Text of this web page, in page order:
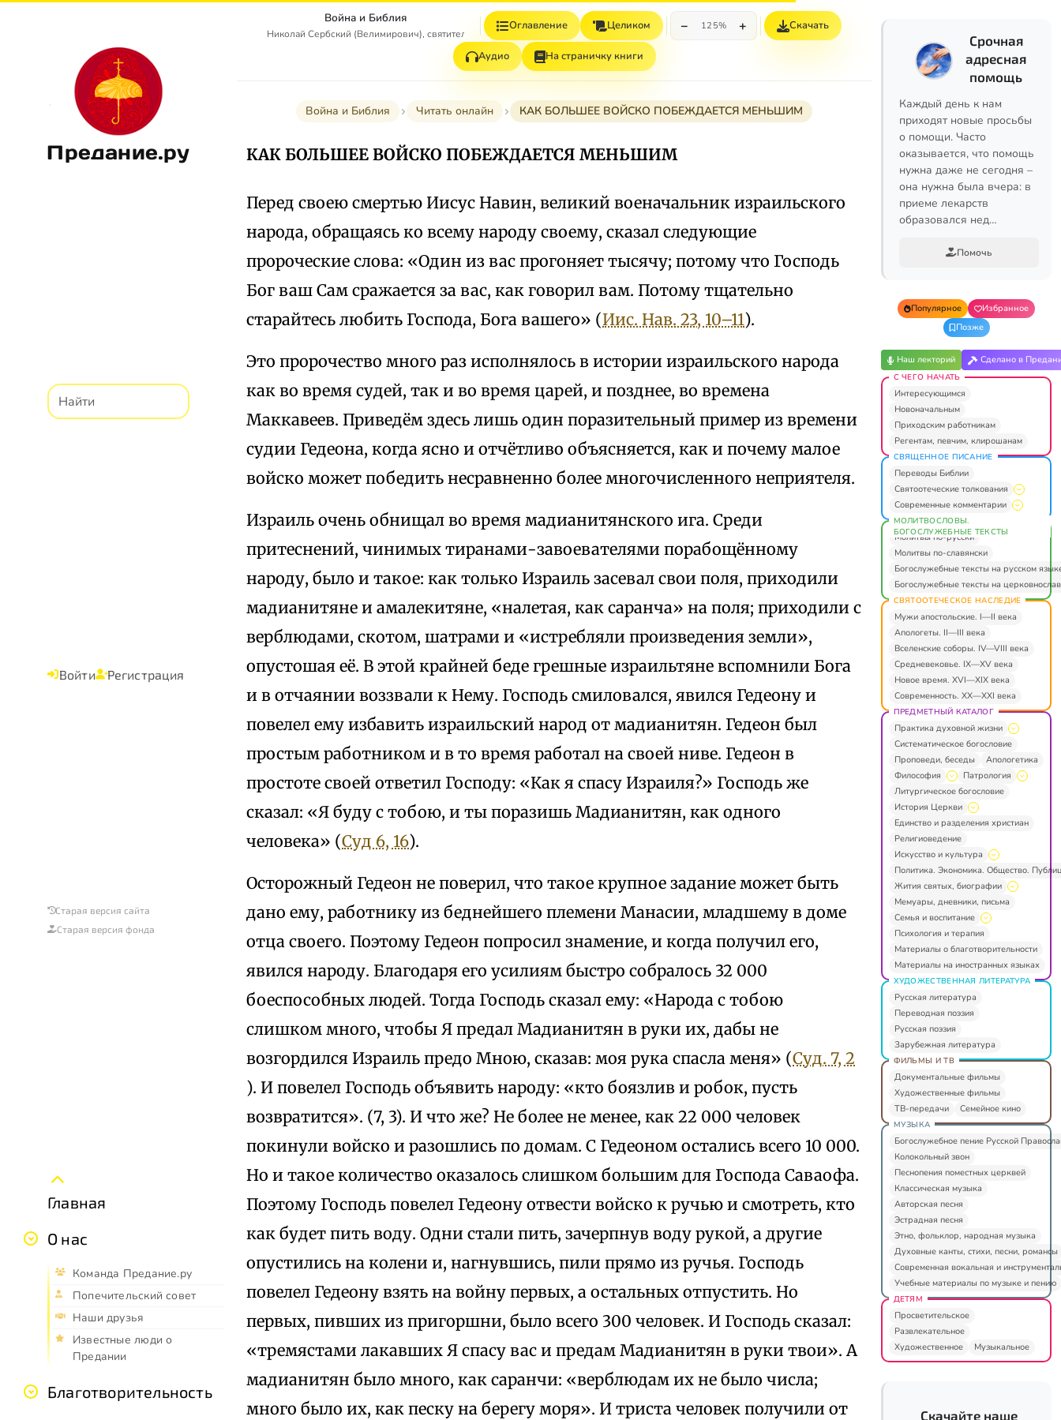
Предание.ру
Войти Регистрация
Старая версия сайта
Старая версия фонда
Главная
О нас
Команда Предание.ру
Попечительский совет
Наши друзья
Известные люди о
Предании
Благотворительность
Война и Библия
Николай Сербский (Велимирович), святитель
Оглавление Целиком − 125% + Скачать
Аудио На страничку книги
Война и Библия Читать онлайн КАК БОЛЬШЕЕ ВОЙСКО ПОБЕЖДАЕТСЯ МЕНЬШИМ
КАК БОЛЬШЕЕ ВОЙСКО ПОБЕЖДАЕТСЯ МЕНЬШИМ
Перед своею смертью Иисус Навин, великий военачальник израильского
народа, обращаясь ко всему народу своему, сказал следующие
пророческие слова: «Один из вас прогоняет тысячу; потому что Господь
Бог ваш Сам сражается за вас, как говорил вам. Потому тщательно
старайтесь любить Господа, Бога вашего» (Иис. Нав. 23, 10–11).
Это пророчество много раз исполнялось в истории израильского народа
как во время судей, так и во время царей, и позднее, во времена
Маккавеев. Приведём здесь лишь один поразительный пример из времени
судии Гедеона, когда ясно и отчётливо объясняется, как и почему малое
войско может победить несравненно более многочисленного неприятеля.
Израиль очень обнищал во время мадианитянского ига. Среди
притеснений, чинимых тиранами-завоевателями порабощённому
народу, было и такое: как только Израиль засевал свои поля, приходили
мадианитяне и амалекитяне, «налетая, как саранча» на поля; приходили с
верблюдами, скотом, шатрами и «истребляли произведения земли»,
опустошая её. В этой крайней беде грешные израильтяне вспомнили Бога
и в отчаянии воззвали к Нему. Господь смиловался, явился Гедеону и
повелел ему избавить израильский народ от мадианитян. Гедеон был
простым работником и в то время работал на своей ниве. Гедеон в
простоте своей ответил Господу: «Как я спасу Израиля?» Господь же
сказал: «Я буду с тобою, и ты поразишь Мадианитян, как одного
человека» (Суд 6, 16).
Осторожный Гедеон не поверил, что такое крупное задание может быть
дано ему, работнику из беднейшего племени Манасии, младшему в доме
отца своего. Поэтому Гедеон попросил знамение, и когда получил его,
явился народу. Благодаря его усилиям быстро собралось 32 000
боеспособных людей. Тогда Господь сказал ему: «Народа с тобою
слишком много, чтобы Я предал Мадианитян в руки их, дабы не
возгордился Израиль предо Мною, сказав: моя рука спасла меня» (Суд. 7, 2
). И повелел Господь объявить народу: «кто боязлив и робок, пусть
возвратится». (7, 3). И что же? Hе более не менее, как 22 000 человек
покинули войско и разошлись по домам. С Гедеоном остались всего 10 000.
Но и такое количество оказалось слишком большим для Господа Саваофа.
Поэтому Господь повелел Гедеону отвести войско к ручью и смотреть, кто
как будет пить воду. Одни стали пить, зачерпнув воду рукой, а другие
опустились на колени и, нагнувшись, пили прямо из ручья. Господь
повелел Гедеону взять на войну первых, а остальных отпустить. Но
первых, пивших из пригоршни, было всего 300 человек. И Господь сказал:
«тремястами лакавших Я спасу вас и предам Мадианитян в руки твои». А
мадианитян было много, как саранчи: «верблюдам их не было числа;
много было их, как песку на берегу моря». И триста человек получили от
Срочная
адресная
помощь
Каждый день к нам
приходят новые просьбы
о помощи. Часто
оказывается, что помощь
нужна даже не сегодня –
она нужна была вчера: в
приеме лекарств
образовался нед…
Помочь
Популярное
Избранное
Позже
Наш лекторий Сделано в
С ЧЕГО НАЧАТЬ
Интересующимся
Новоначальным
Приходским работникам
Регентам, певчим, клирошанам
СВЯЩЕННОЕ ПИСАНИЕ
Переводы Библии
Святоотеческие толкования
Современные комментарии
МОЛИТВОСЛОВЫ.
БОГОСЛУЖЕБНЫЕ ТЕКСТЫ
Молитвы по-русски
Молитвы по-славянски
Богослужебные тексты на русском
Богослужебные тексты на
СВЯТООТЕЧЕСКОЕ НАСЛЕДИЕ
Мужи апостольские. I—II века
Апологеты. II—III века
Вселенские соборы. IV—VIII века
Средневековье. IX—XV века
Новое время. XVI—XIX века
Современность. XX—XXI века
ПРЕДМЕТНЫЙ КАТАЛОГ
Практика духовной жизни
Систематическое богословие
Проповеди, беседы
Апологетика
Философия
Патрология
Литургическое богословие
История Церкви
Единство и разделения христиан
Религиоведение
Искусство и культура
Политика. Экономика. Общество.
Жития святых, биографии
Мемуары, дневники, письма
Семья и воспитание
Психология и терапия
Материалы о благотворительности
Материалы на иностранных языках
ХУДОЖЕСТВЕННАЯ ЛИТЕРАТУРА
Русская литература
Переводная поэзия
Русская поэзия
Зарубежная литература
ФИЛЬМЫ И ТВ
Документальные фильмы
Художественные фильмы
ТВ-передачи
Семейное кино
МУЗЫКА
Богослужебное пение Русской
Колокольный звон
Песнопения поместных церквей
Классическая музыка
Авторская песня
Эстрадная песня
Этно, фольклор, народная музыка
Духовные канты, стихи, песни, романсы
Современная вокальная и
Учебные материалы по музыке и пению
ДЕТЯМ
Просветительское
Развлекательное
Художественное
Музыкальное
Скачайте наше